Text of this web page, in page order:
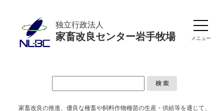
独立行政法人
家畜改良センター岩手牧場 メニュー
家畜改良の推進、優良な種畜や飼料作物種苗の生産・供給等を通じて、